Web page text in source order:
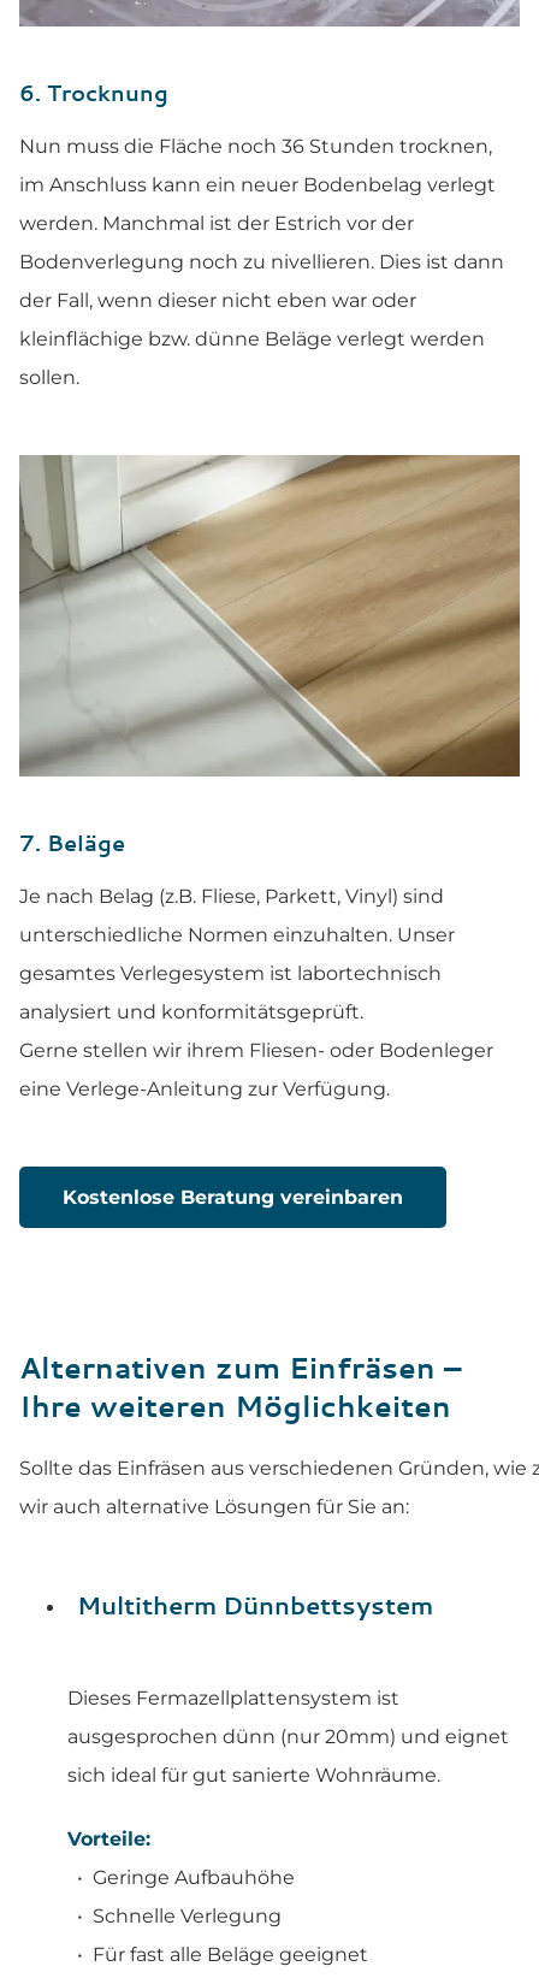
6. Trocknung
Nun muss die Fläche noch 36 Stunden trocknen,
im Anschluss kann ein neuer Bodenbelag verlegt
werden. Manchmal ist der Estrich vor der
Bodenverlegung noch zu nivellieren. Dies ist dann
der Fall, wenn dieser nicht eben war oder
kleinflächige bzw. dünne Beläge verlegt werden
sollen.
7. Beläge
Je nach Belag (z.B. Fliese, Parkett, Vinyl) sind
unterschiedliche Normen einzuhalten. Unser
gesamtes Verlegesystem ist labortechnisch
analysiert und konformitätsgeprüft.
Gerne stellen wir ihrem Fliesen- oder Bodenleger
eine Verlege-Anleitung zur Verfügung.
Kostenlose Beratung vereinbaren
Alternativen zum Einfräsen –
Ihre weiteren Möglichkeiten
Sollte das Einfräsen aus verschiedenen Gründen,
wir auch alternative Lösungen für Sie an:
Multitherm Dünnbettsystem
Dieses Fermazellplattensystem ist
ausgesprochen dünn (nur 20mm) und eignet
sich ideal für gut sanierte Wohnräume.
Vorteile:
Geringe Aufbauhöhe
Schnelle Verlegung
Für fast alle Beläge geeignet